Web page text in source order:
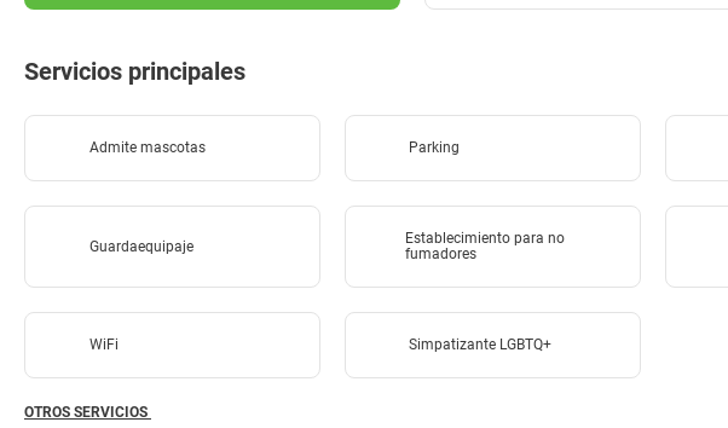
Servicios principales
Admite mascotas Parking
Guardaequipaje
Establecimiento para no
fumadores
WiFi Simpatizante LGBTQ+
OTROS SERVICIOS